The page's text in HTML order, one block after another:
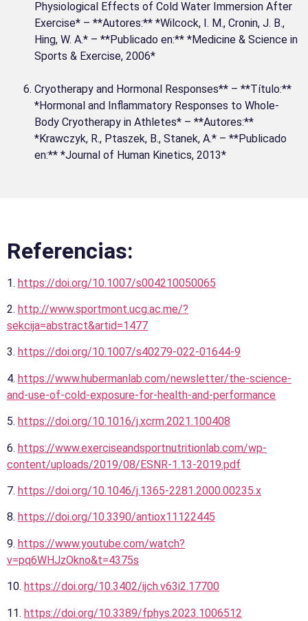
Physiological Effects of Cold Water Immersion After
Exercise* – **Autores:** *Wilcock, I. M., Cronin, J. B.,
Hing, W. A.* – **Publicado en:** *Medicine & Science in
Sports & Exercise, 2006*
Cryotherapy and Hormonal Responses** – **Título:**
*Hormonal and Inflammatory Responses to Whole-
Body Cryotherapy in Athletes* – **Autores:**
*Krawczyk, R., Ptaszek, B., Stanek, A.* – **Publicado
en:** *Journal of Human Kinetics, 2013*
Referencias:
1. https://doi.org/10.1007/s004210050065
2. http://www.sportmont.ucg.ac.me/?
sekcija=abstract&artid=1477
3. https://doi.org/10.1007/s40279-022-01644-9
4. https://www.hubermanlab.com/newsletter/the-science-
and-use-of-cold-exposure-for-health-and-performance
5. https://doi.org/10.1016/j.xcrm.2021.100408
6. https://www.exerciseandsportnutritionlab.com/wp-
content/uploads/2019/08/ESNR-1.13-2019.pdf
7. https://doi.org/10.1046/j.1365-2281.2000.00235.x
8. https://doi.org/10.3390/antiox11122445
9. https://www.youtube.com/watch?
v=pq6WHJzOkno&t=4375s
10. https://doi.org/10.3402/ijch.v63i2.17700
11. https://doi.org/10.3389/fphys.2023.1006512